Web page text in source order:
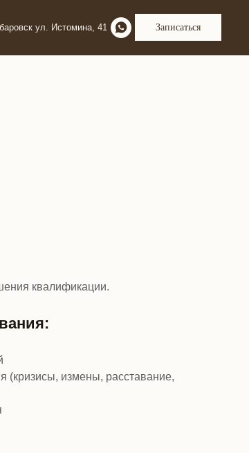
ул. Истомина, 41 Записаться
квалификации.
(кризисы, измены, расставание,